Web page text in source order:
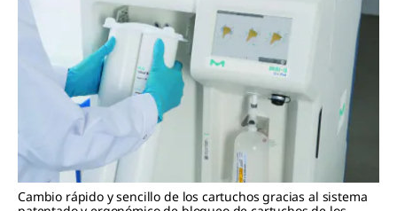
Cambio rápido y sencillo de los cartuchos gracias al sistema